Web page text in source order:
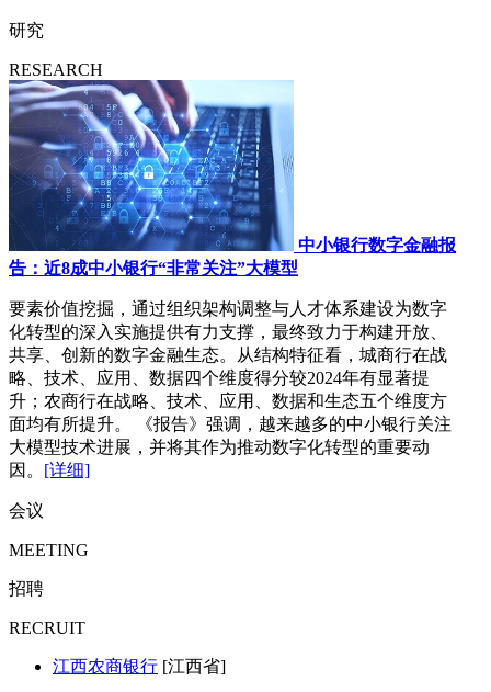
研究
RESEARCH
中小银行数字金融报
告：近8成中小银行“非常关注”大模型
要素价值挖掘，通过组织架构调整与人才体系建设为数字
化转型的深入实施提供有力支撑，最终致力于构建开放、
共享、创新的数字金融生态。从结构特征看，城商行在战
略、技术、应用、数据四个维度得分较2024年有显著提
升；农商行在战略、技术、应用、数据和生态五个维度方
面均有所提升。 《报告》强调，越来越多的中小银行关注
大模型技术进展，并将其作为推动数字化转型的重要动
因。 [详细]
会议
MEETING
招聘
RECRUIT
江西农商银行 [江西省]